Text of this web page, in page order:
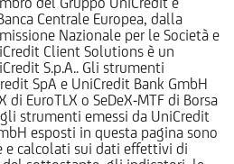
Centrale Europea, dalla
Nazionale per le Società e
Client Solutions è un
S.p.A.. Gli strumenti
SpA e UniCredit Bank GmbH
di EuroTLX o SeDeX-MTF di Borsa
strumenti emessi da UniCredit
esposti in questa pagina sono
e calcolati sui dati effettivi di